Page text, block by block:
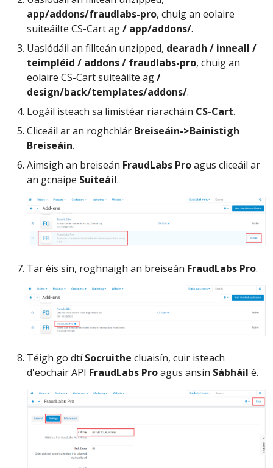
app/addons/fraudlabs-pro, chuig an eolaire
suiteáilte CS-Cart ag/ app/addons/.
Uaslódáil an fillteán unzipped, dearadh / inneall /
teimpléid / addons / fraudlabs-pro, chuig an
eolaire CS-Cart suiteáilte ag/
design/back/templates/addons/.
Logáil isteach sa limistéar riaracháin CS-Cart.
Cliceáil ar an roghchlár Breiseáin->Bainistigh
Breiseáin.
Aimsigh an breiseán FraudLabs Proagus cliceáil ar
an gcnaipe Suiteáil.
Tar éis sin, roghnaigh an breiseán FraudLabs Pro.
Téigh go dtíSocruithe cluaisín, cuir isteach
d'eochair API FraudLabs Proagus ansin Sábháil é.